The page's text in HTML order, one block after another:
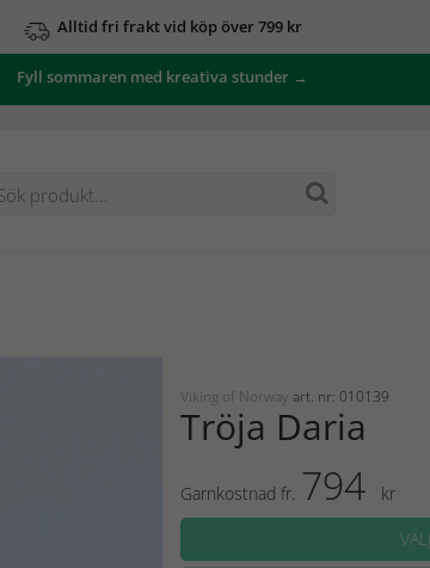
Alltid fri frakt vid köp över 799 kr
Fyll sommaren med kreativa stunder →
Viking of Norway art. nr: 010139
Tröja Daria
Garnkostnad fr. 794
kr